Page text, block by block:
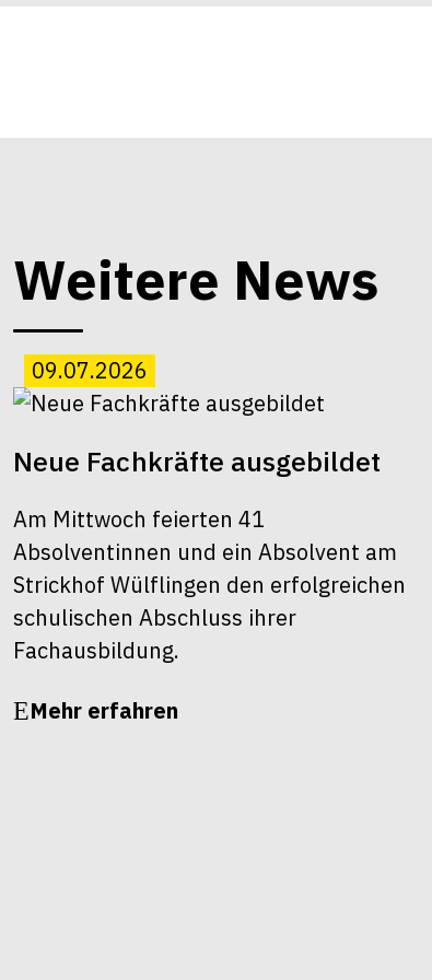
Weitere News
09.07.2026
Neue Fachkräfte ausgebildet
Am Mittwoch feierten 41
Absolventinnen und ein Absolvent am
Strickhof Wülflingen den erfolgreichen
schulischen Abschluss ihrer
Fachausbildung.
Mehr erfahren